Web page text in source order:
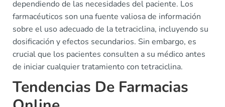
dependiendo de las necesidades del paciente. Los
farmacéuticos son una fuente valiosa de información
sobre el uso adecuado de la tetraciclina, incluyendo su
dosificación y efectos secundarios. Sin embargo, es
crucial que los pacientes consulten a su médico antes
de iniciar cualquier tratamiento con tetraciclina.
Tendencias De Farmacias